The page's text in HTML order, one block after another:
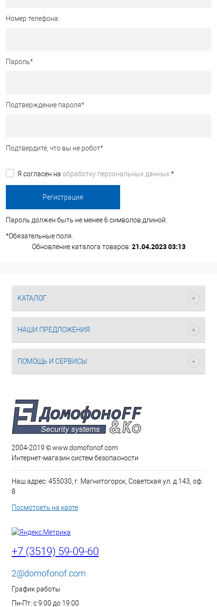
Номер телефона:
Пароль*
Подтверждение пароля*
Подтвердите, что вы не робот*
Я согласен на обработку персональных данных. *
Пароль должен быть не менее 6 символов длиной.
*Обязательные поля.
Обновление каталога товаров: 21.04.2023 03:13
КАТАЛОГ
НАШИ ПРЕДЛОЖЕНИЯ
ПОМОЩЬ И СЕРВИСЫ
2004-2019 © www.domofonof.com
Интернет-магазин систем безопасности
Наш адрес: 455030, г. Магнитогорск, Советская ул. д.143, оф.
8
Посмотреть на карте
+7 (3519) 59-09-60
2@domofonof.com
График работы
Пн-Пт: с 9:00 до 19:00